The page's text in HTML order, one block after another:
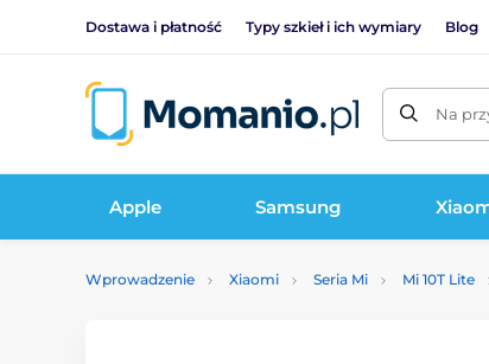
Dostawa i płatność Typy szkieł i ich wymiary Blog
Na
Apple Samsung
Wprowadzenie Xiaomi Seria Mi Mi 10T Lite